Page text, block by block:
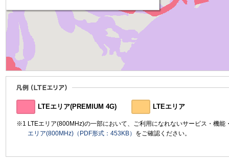
LTEエリア(PREMIUM 4G) LTEエリア
LTEエリア(800MHz)の一部において、ご利用になれないサービス・機能
エリア(800MHz)（PDF形式：453KB） をご確認ください。